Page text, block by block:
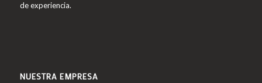
de experiencia.
NUESTRA EMPRESA